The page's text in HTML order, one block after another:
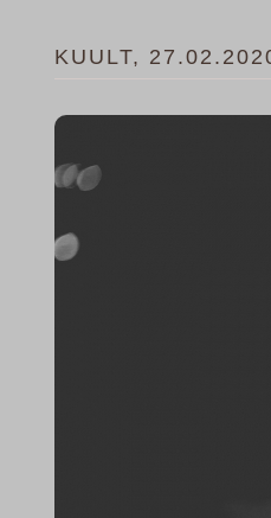
KUULT,